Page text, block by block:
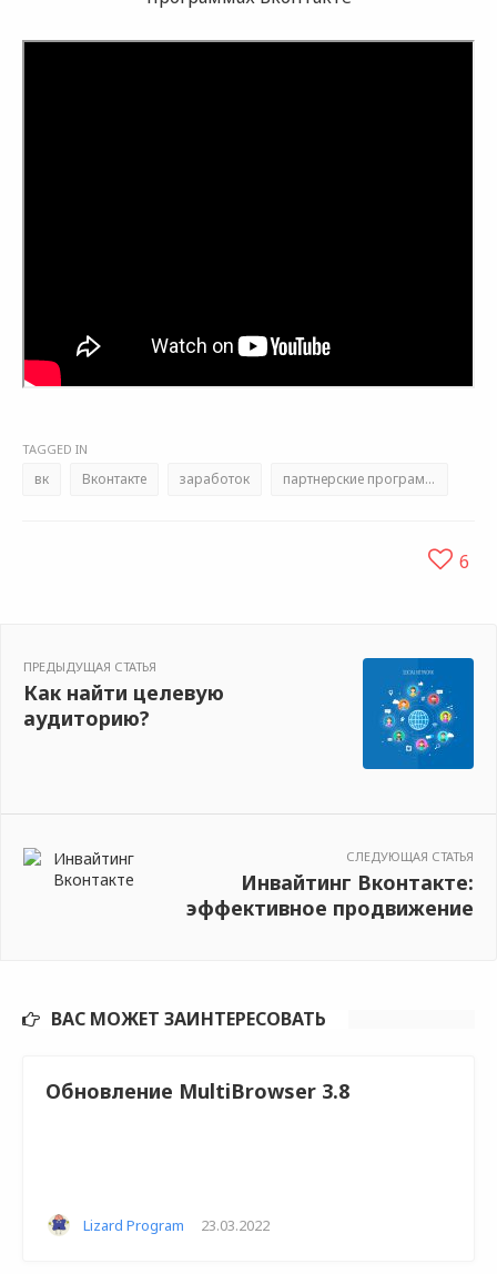
TAGGED IN
вк Вконтакте заработок партнерские программы
6
ПРЕДЫДУЩАЯ СТАТЬЯ
Как найти целевую
аудиторию?
СЛЕДУЮЩАЯ СТАТЬЯ
Инвайтинг Вконтакте:
эффективное продвижение
ВАС МОЖЕТ ЗАИНТЕРЕСОВАТЬ
Обновление MultiBrowser 3.8
Lizard Program 23.03.2022